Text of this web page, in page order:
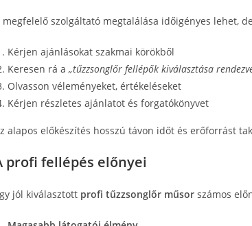
megfelelő szolgáltató megtalálása időigényes lehet,
Kérjen ajánlásokat szakmai körökből
Keresen rá a „tűzzsonglőr fellépők kiválasztása
Olvasson véleményeket, értékeléseket
Kérjen részletes ajánlatot és forgatókönyvet
alapos előkészítés hosszú távon időt és erőforrást
profi fellépés előnyei
jól kiválasztott profi tűzzsonglőr műsor számos